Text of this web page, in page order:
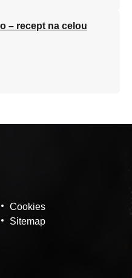
– recept na celou
Cookies
Sitemap